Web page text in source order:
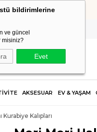
bildirimlerine
ve güncel
misiniz?
Evet
KARGO ÜCRETSİZ!
AKSESUAR EV & YAŞAM
Kalıpları